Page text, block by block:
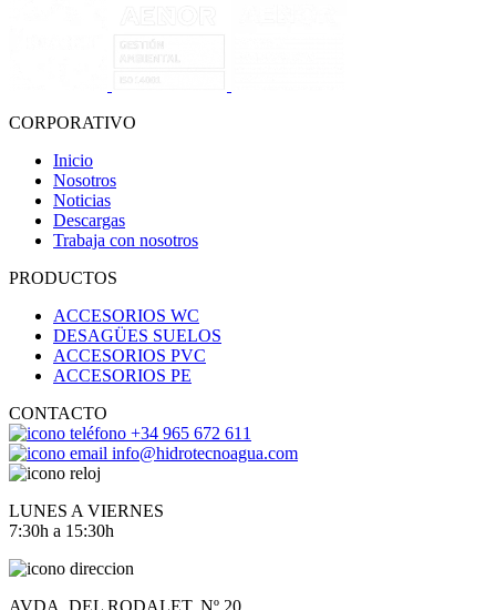
CORPORATIVO
Inicio
Nosotros
Noticias
Descargas
Trabaja con nosotros
PRODUCTOS
ACCESORIOS WC
DESAGÜES SUELOS
ACCESORIOS PVC
ACCESORIOS PE
CONTACTO
+34 965 672 611
info@hidrotecnoagua.com
LUNES A VIERNES
7:30h a 15:30h
AVDA. DEL RODALET, Nº 20